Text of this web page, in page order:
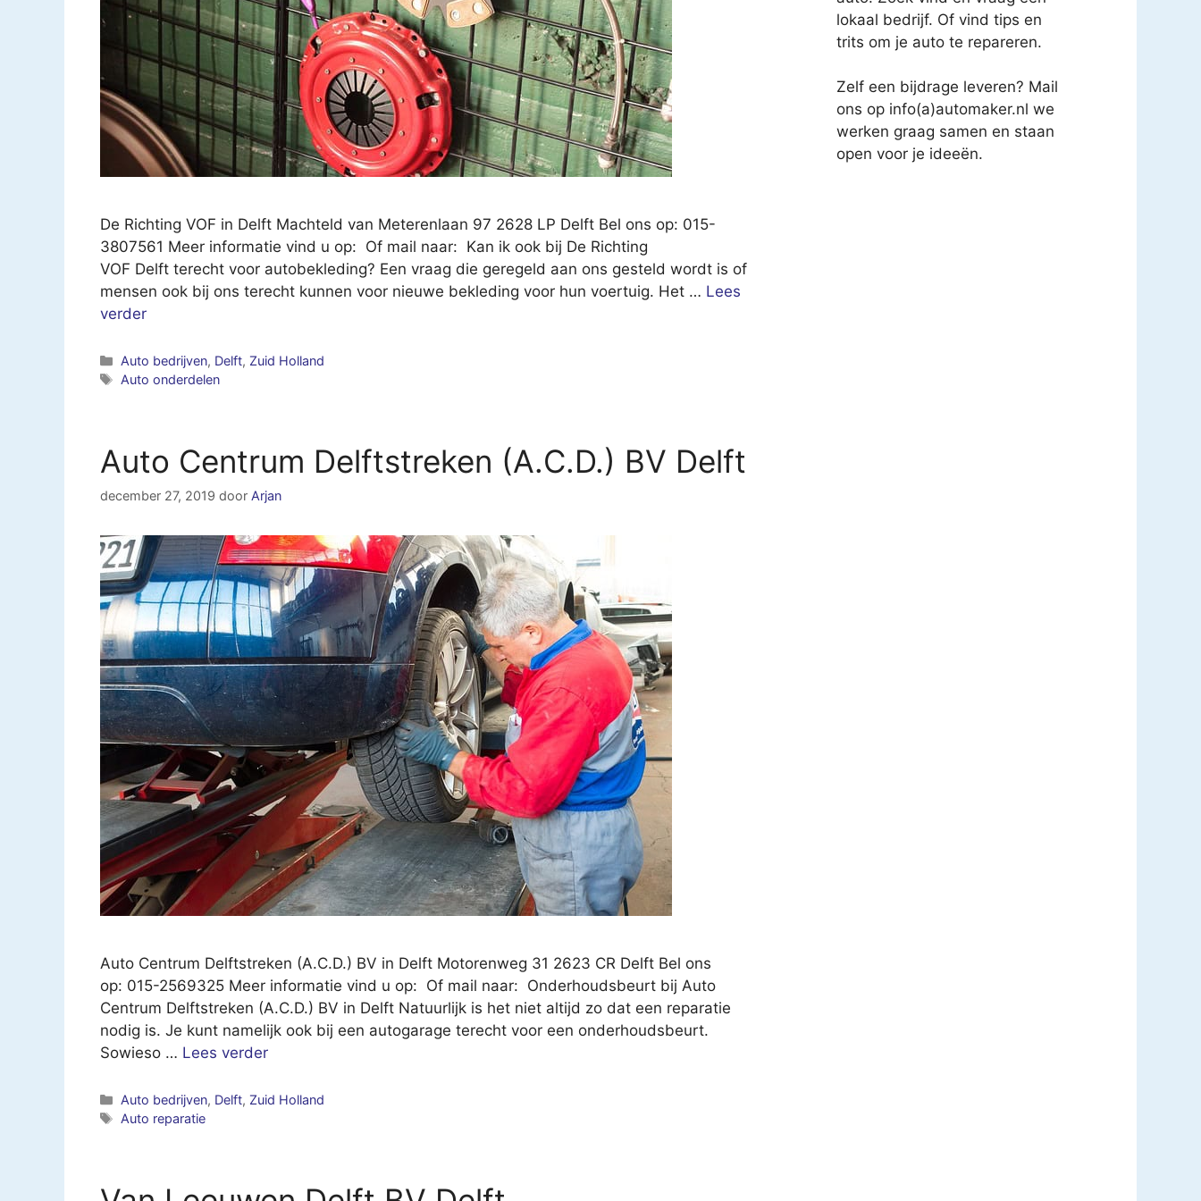
De Richting VOF in Delft Machteld van Meterenlaan 97 2628 LP Delft Bel ons op: 015-
3807561 Meer informatie vind u op: Of mail naar: Kan ik ook bij De Richting
VOF Delft terecht voor autobekleding? Een vraag die geregeld aan ons gesteld wordt is of
mensen ook bij ons terecht kunnen voor nieuwe bekleding voor hun voertuig. Het … Lees
verder
Categorieën
Auto bedrijven, Delft, Zuid Holland
Tags
Auto onderdelen
Auto Centrum Delftstreken (A.C.D.) BV Delft
december 27, 2019 door Arjan
Auto Centrum Delftstreken (A.C.D.) BV in Delft Motorenweg 31 2623 CR Delft Bel ons
op: 015-2569325 Meer informatie vind u op: Of mail naar: Onderhoudsbeurt bij Auto
Centrum Delftstreken (A.C.D.) BV in Delft Natuurlijk is het niet altijd zo dat een reparatie
nodig is. Je kunt namelijk ook bij een autogarage terecht voor een onderhoudsbeurt.
Sowieso … Lees verder
Categorieën
Auto bedrijven, Delft, Zuid Holland
Tags
Auto reparatie
lokaal bedrijf. Of vind tips en
trits om je auto te repareren.
Zelf een bijdrage leveren? Mail
ons op info(a)automaker.nl we
werken graag samen en staan
open voor je ideeën.